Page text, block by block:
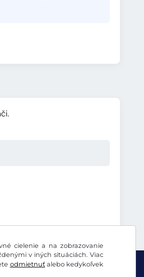
cielenie a na zobrazovanie
v iných situáciách. Viac
odmietnuťalebo kedykoľvek